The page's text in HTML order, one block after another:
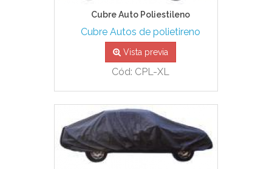
Cubre Auto Poliestileno
Cubre Autos de polietireno
Vista previa
Cód: CPL-XL